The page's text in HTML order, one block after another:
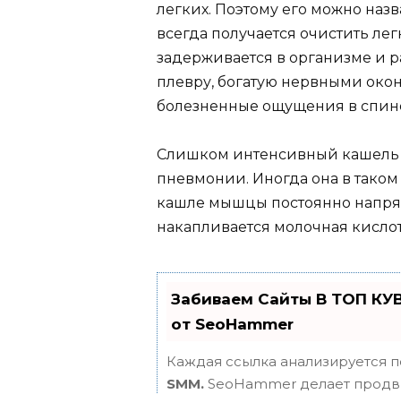
легких. Поэтому его можно
всегда получается очистить
задерживается в организме и
плевру, богатую нервными
болезненные ощущения в
Слишком интенсивный кашель
пневмонии. Иногда она в
кашле мышцы постоянно
накапливается молочная
Забиваем Сайты В ТОП
от SeoHammer
Каждая ссылка анализируется
SMM. SeoHammer делает